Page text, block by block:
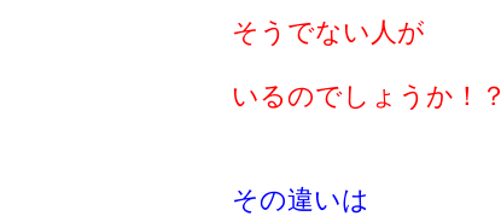
そうでない人が
いるのでしょうか！？
その違いは